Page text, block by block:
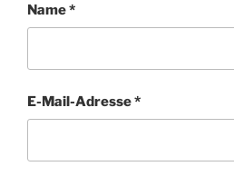
Name*
E-Mail-Adresse*